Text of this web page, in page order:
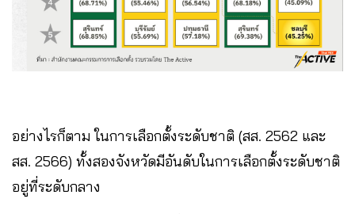
อย่างไรก็ตาม ในการเลือกตั้งระดับชาติ (สส. 2562 และ
สส. 2566) ทั้งสองจังหวัดมีอันดับในการเลือกตั้งระดับชาติ
อยู่ที่ระดับกลาง